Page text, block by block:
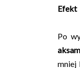
Efekt
Po
mniej